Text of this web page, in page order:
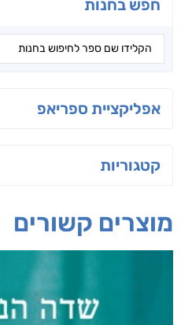
חפש בחנות
אפליקציית ספריאפ
קטגוריות
מוצרים קשורים